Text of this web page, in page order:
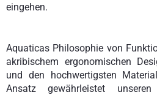
eingehen.
Aquaticas Philosophie von
akribischem ergonomischen
und den hochwertigsten
Ansatz gewährleistet